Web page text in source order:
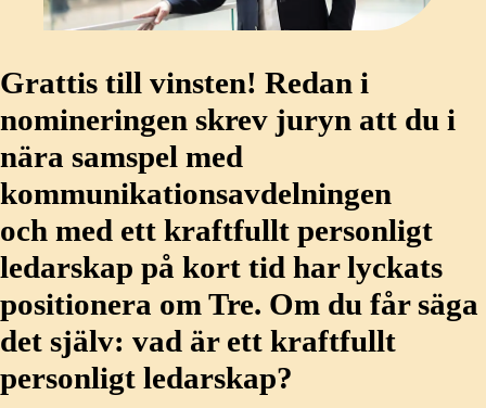
Grattis till vinsten! Redan i
nomineringen skrev juryn att du i
nära samspel med
kommunikationsavdelningen
och med ett kraftfullt personligt
ledarskap på kort tid har lyckats
positionera om Tre. Om du får säga
det själv: vad är ett kraftfullt
personligt ledarskap?